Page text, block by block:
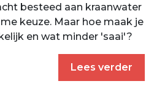
besteed aan kraanwater
keuze. Maar hoe maak je
en wat minder 'saai'?
Lees verder